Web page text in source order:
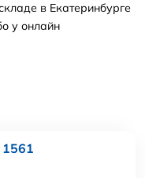
в Екатеринбурге
у онлайн